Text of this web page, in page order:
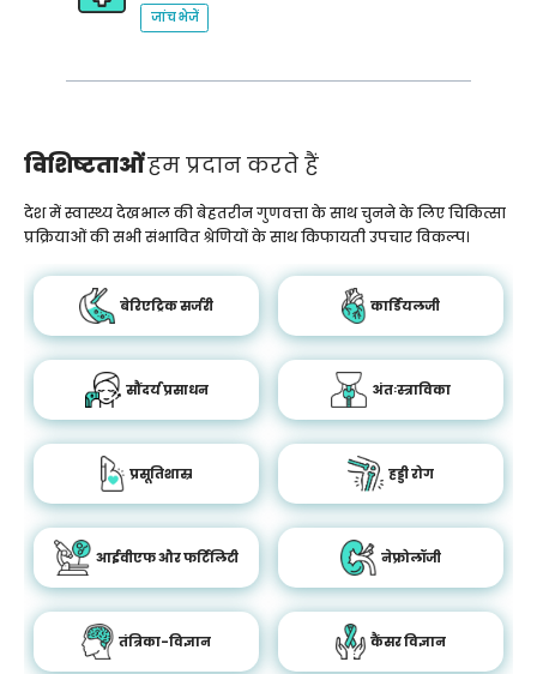
जांच भेजें
विशिष्टताओंहम प्रदान करते हैं
देश में स्वास्थ्य देखभाल की बेहतरीन गुणवत्ता के साथ चुनने के लिए चिकित्सा
प्रक्रियाओं की सभी संभावित श्रेणियों के साथ किफायती उपचार विकल्प।
बेरिएट्रिक सर्जरी कार्डियलजी
सौंदर्य प्रसाधन अंतःस्त्राविका
प्रसूतिशास्र हड्डी रोग
आईवीएफ और फर्टिलिटी नेफ्रोलॉजी
तंत्रिका-विज्ञान कैंसर विज्ञान